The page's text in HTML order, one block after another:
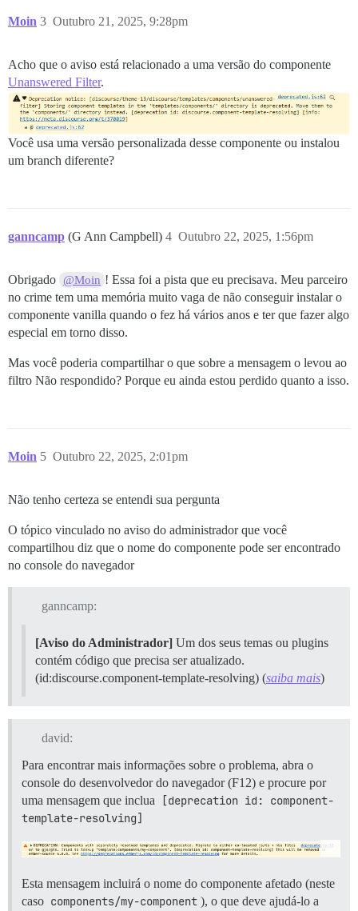
Moin Outubro 21, 2025, 9:28pm
3
Acho que o aviso está relacionado a uma versão do componente
Unanswered Filter.
Você usa uma versão personalizada desse componente ou instalou
um branch diferente?
ganncamp (G Ann Campbell) Outubro 22, 2025, 1:56pm
4
Obrigado @Moin ! Essa foi a pista que eu precisava. Meu parceiro
no crime tem uma memória muito vaga de não conseguir instalar o
componente vanilla quando o fez há vários anos e ter que fazer algo
especial em torno disso.
Mas você poderia compartilhar o que sobre a mensagem o levou ao
filtro Não respondido? Porque eu ainda estou perdido quanto a isso.
Moin Outubro 22, 2025, 2:01pm
5
Não tenho certeza se entendi sua pergunta
O tópico vinculado no aviso do administrador que você
compartilhou diz que o nome do componente pode ser encontrado
no console do navegador
ganncamp:
[Aviso do Administrador] Um dos seus temas ou plugins
contém código que precisa ser atualizado.
(id:discourse.component-template-resolving) (saiba mais)
david:
Para encontrar mais informações sobre o problema, abra o
console do desenvolvedor do navegador (F12) e procure por
uma mensagem que inclua
[deprecation id: component-
template-resolving]
Esta mensagem incluirá o nome do componente afetado (neste
caso components/my-component ), o que deve ajudá-lo a